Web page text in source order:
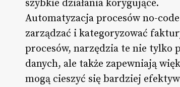
szybkie działania korygujące.
Automatyzacja procesów no-
zarządzać i kategoryzować
procesów, narzędzia te nie tylko
danych, ale także zapewniają
mogą cieszyć się bardziej